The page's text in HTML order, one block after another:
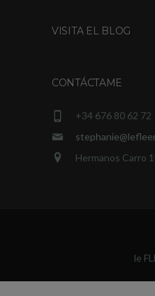
VISITA EL BLOG
CONTÁCTAME
+34 676 80 62 72
Hermanos Carro
le